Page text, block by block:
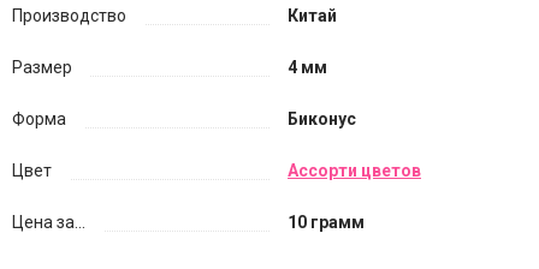
Производство Китай
Размер 4 мм
Форма Биконус
Цвет Ассорти цветов
Цена за... 10 грамм